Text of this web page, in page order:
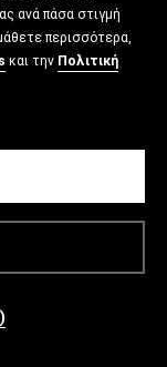
ανά πάσα στιγμή
περισσότερα,
και την Πολιτική